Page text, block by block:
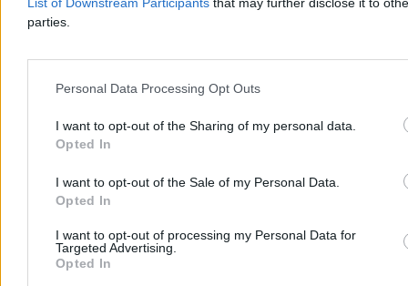
parties.
Personal Data Processing Opt Outs
I want to opt-out of the Sharing of my personal data.
Opted In
I want to opt-out of the Sale of my Personal Data.
Opted In
I want to opt-out of processing my Personal Data for
Targeted Advertising.
Opted In
To najlepszy prezydent od 1989 roku?
Jednoznaczny wynik sondażu
44,7 proc. Polaków uważa, że dotychczas najlepszym prezydentem
Polski po 1989 r. był Aleksander Kwaśniewski – wynika z sondażu